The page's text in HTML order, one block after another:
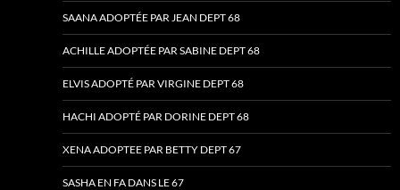
SAANA ADOPTÉE PAR JEAN DEPT 68
ACHILLE ADOPTÉE PAR SABINE DEPT 68
ELVIS ADOPTÉ PAR VIRGINE DEPT 68
HACHI ADOPTÉ PAR DORINE DEPT 68
XENA ADOPTEE PAR BETTY DEPT 67
SASHA EN FA DANS LE 67